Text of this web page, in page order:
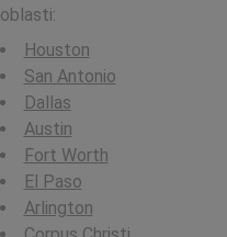
oblasti:
Houston
San Antonio
Dallas
Austin
Fort Worth
El Paso
Arlington